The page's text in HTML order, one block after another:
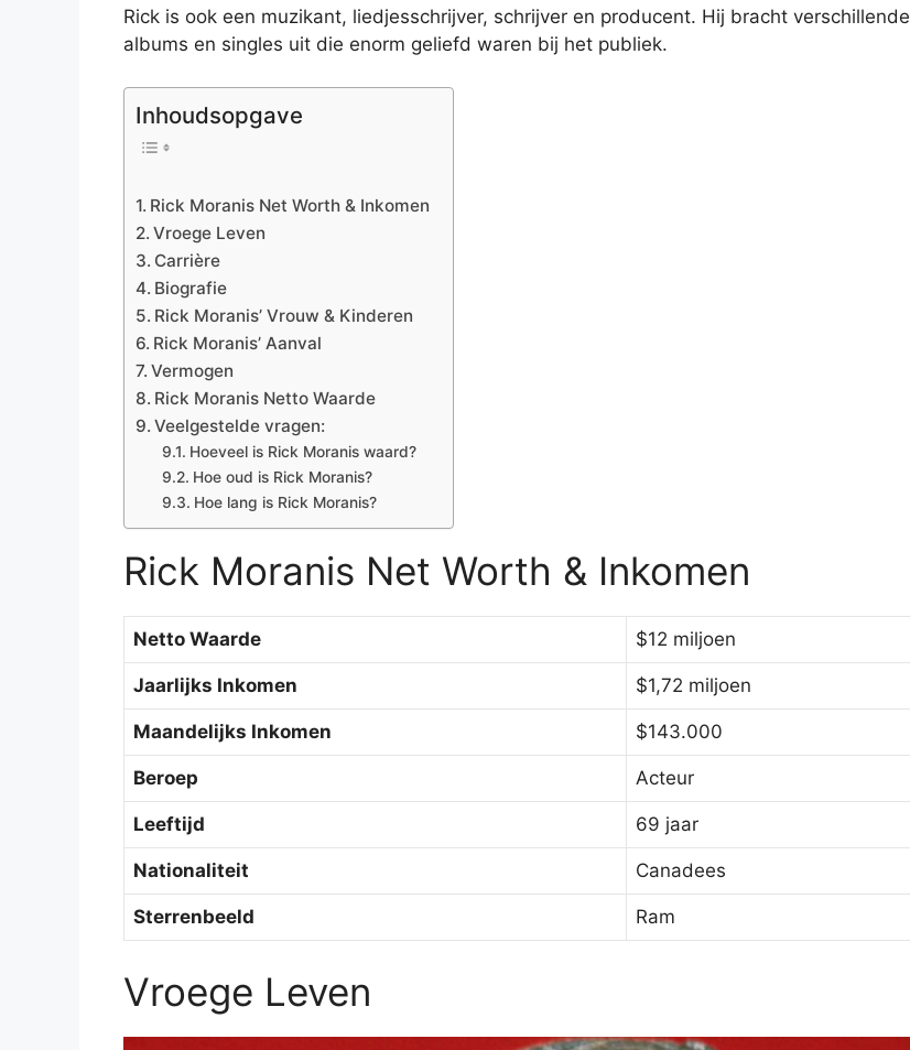
Rick is ook een muzikant, liedjesschrijver, schrijver en producent. Hij bracht verschillende
albums en singles uit die enorm geliefd waren bij het publiek.
Inhoudsopgave
Rick Moranis Net Worth & Inkomen
Vroege Leven
Carrière
Biografie
Rick Moranis’ Vrouw & Kinderen
Rick Moranis’ Aanval
Vermogen
Rick Moranis Netto Waarde
Veelgestelde vragen:
Hoeveel is Rick Moranis waard?
Hoe oud is Rick Moranis?
Hoe lang is Rick Moranis?
Rick Moranis Net Worth & Inkomen
Netto Waarde $12 miljoen
Jaarlijks Inkomen $1,72 miljoen
Maandelijks Inkomen $143.000
Beroep Acteur
Leeftijd 69 jaar
Nationaliteit Canadees
Sterrenbeeld Ram
Vroege Leven